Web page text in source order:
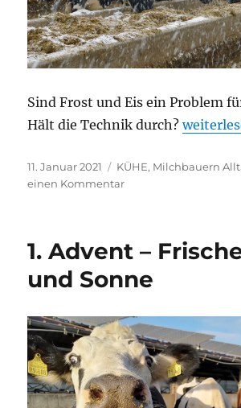
Sind Frost und Eis ein Problem
Hält die Technik durch?
Veröffentlicht
am
11. Januar 2021 Kategorien
KÜHE, Milchbauern
einen Kommentarzu
geht
den
im
Winter?
1. Advent –
und Sonne